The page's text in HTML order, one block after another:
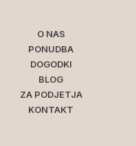
O NAS
PONUDBA
DOGODKI
BLOG
ZA PODJETJA
KONTAKT